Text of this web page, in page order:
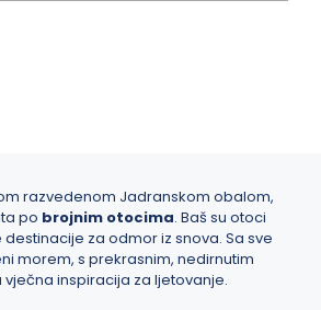
razvedenom Jadranskom obalom,
po brojnim otocima. Baš su otoci
za odmor iz snova. Sa sve
morem, s prekrasnim, nedirnutim
inspiracija za ljetovanje.